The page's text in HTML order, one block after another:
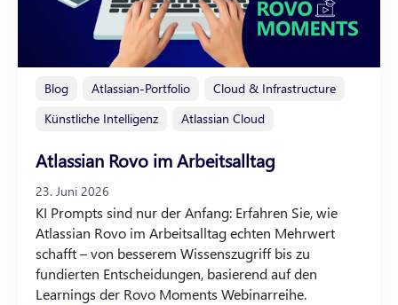
Blog Atlassian-Portfolio
Cloud & Infrastructure
Künstliche Intelligenz
Atlassian Cloud
Atlassian Rovo im Arbeitsalltag
23. Juni 2026
KI Prompts sind nur der Anfang: Erfahren Sie, wie
Atlassian Rovo im Arbeitsalltag echten Mehrwert
schafft – von besserem Wissenszugriff bis zu
fundierten Entscheidungen, basierend auf den
Learnings der Rovo Moments Webinarreihe.